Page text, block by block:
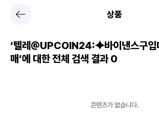
상품
‘텔레@UPCOIN24:⯌바이낸스구입
매’에 대한 전체 검색 결과0
콘텐츠가 없습니다.